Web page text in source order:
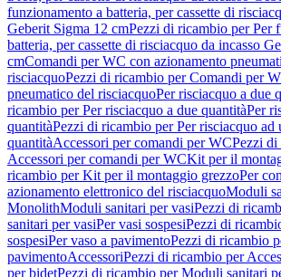
funzionamento a batteria, per cassette di
Geberit Sigma 12 cmPezzi di ricambio per Per
batteria, per cassette di risciacquo da incasso
cmComandi per WC con azionamento
risciacquoPezzi di ricambio per Comandi per
pneumatico del risciacquoPer risciacquo a due
ricambio per Per risciacquo a due quantitàPer
quantitàPezzi di ricambio per Per risciacquo ad
quantitàAccessori per comandi per WCPezzi di
Accessori per comandi per WCKit per il
ricambio per Kit per il montaggio grezzoPer
azionamento elettronico del risciacquoModuli
MonolithModuli sanitari per vasiPezzi di
sanitari per vasiPer vasi sospesiPezzi di
sospesiPer vaso a pavimentoPezzi di ricambio
pavimentoAccessoriPezzi di ricambio per
per bidetPezzi di ricambio per Moduli sanitari